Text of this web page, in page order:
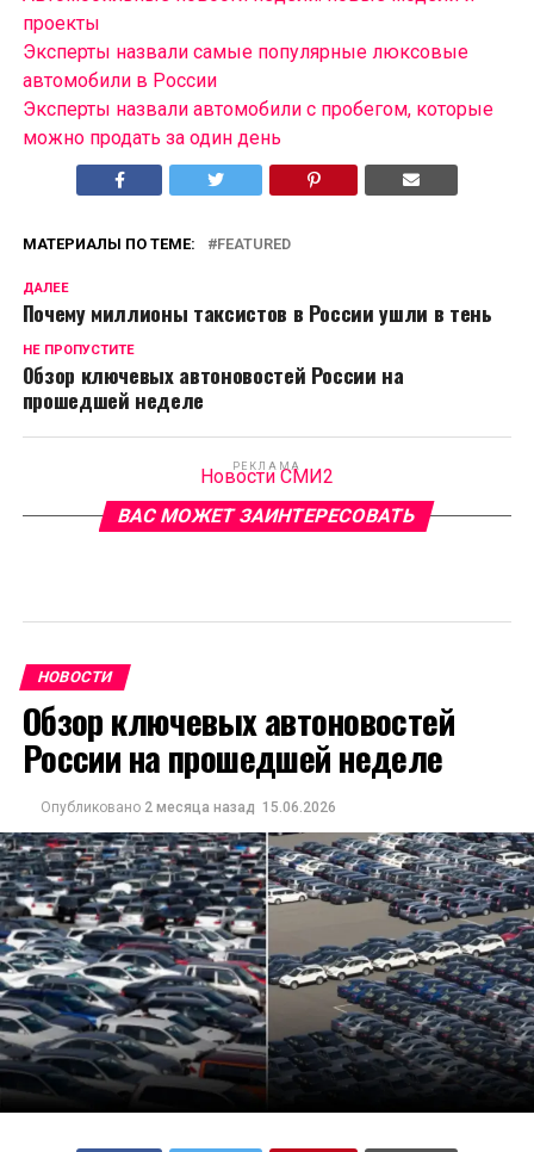
проекты
Эксперты назвали самые популярные люксовые
автомобили в России
Эксперты назвали автомобили с пробегом, которые
можно продать за один день
МАТЕРИАЛЫ ПО ТЕМЕ: FEATURED
ДАЛЕЕ
Почему миллионы таксистов в России ушли в тень
НЕ ПРОПУСТИТЕ
Обзор ключевых автоновостей России на
прошедшей неделе
РЕКЛАМА
Новости СМИ2
ВАС МОЖЕТ ЗАИНТЕРЕСОВАТЬ
НОВОСТИ
Обзор ключевых автоновостей
России на прошедшей неделе
Опубликовано 2 месяца назад 15.06.2026